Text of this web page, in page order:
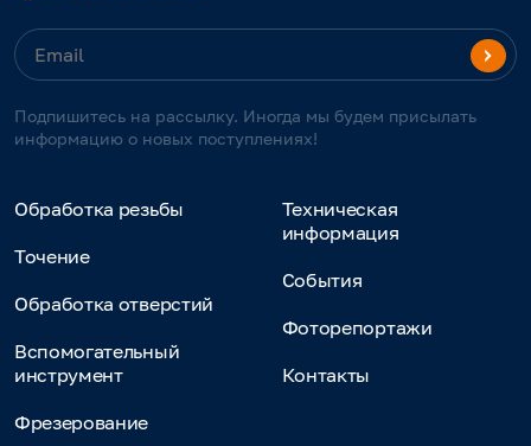
Подпишитесь на рассылку. Иногда мы будем присылать
информацию о новых поступлениях!
Обработка резьбы
Точение
Обработка отверстий
Вспомогательный
инструмент
Фрезерование
Техническая
информация
События
Фоторепортажи
Контакты